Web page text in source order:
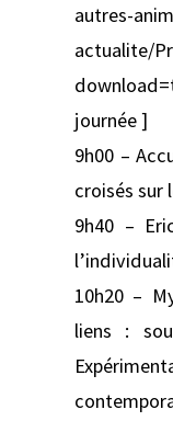
autres-
actualite/
journée ]
9h00 –
croisés sur
9h40 –
10h20 –
liens :